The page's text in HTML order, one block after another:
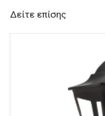
Δείτε επίσης